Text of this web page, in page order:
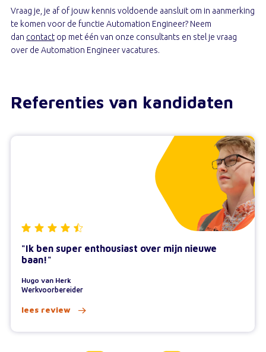
Vraag je, je af of jouw kennis voldoende aansluit om in aanmerking
te komen voor de functie Automation Engineer? Neem
dan contact op met één van onze consultants en stel je vraag
over de Automation Engineer vacatures.
Referenties van kandidaten
"Ik ben super enthousiast over mijn nieuwe
baan!"
Hugo van Herk
Werkvoorbereider
lees review